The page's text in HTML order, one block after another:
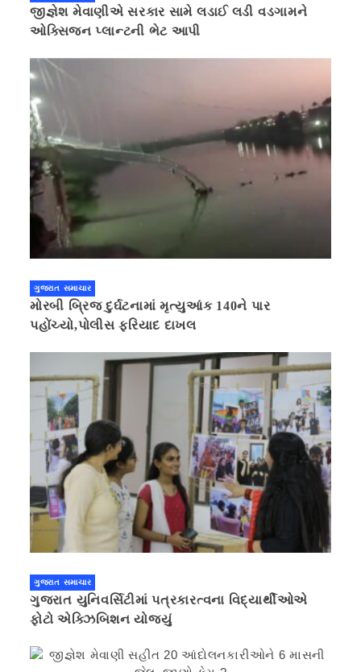
જીજ્ઞેશ મેવાણીએ સરકાર સામે લડાઈ લડી વડગામને
ઓક્સિજન પ્લાન્ટની ભેટ આપી
ગુજરાત સમાચાર
મોરબી બ્રિજ દુર્ઘટનામાં મૃત્યુઆંક 140ને પાર
પહોંચ્યો,પોલીસ ફરિયાદ દાખલ
ગુજરાત સમાચાર
ગુજરાત યુનિવર્સિટીમાં પત્રકારત્વના વિદ્યાર્થીઓએ
ફોટો એક્ઝિબિશન યોજ્યું